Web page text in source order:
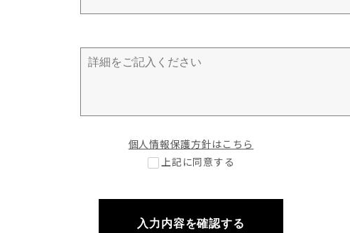
個人情報保護方針はこちら
上記に同意する
入力内容を確認する